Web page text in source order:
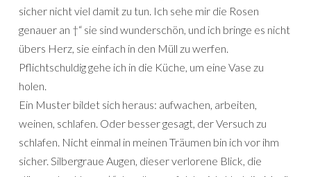
sicher nicht viel damit zu tun. Ich sehe mir die Rosen
genauer an †“ sie sind wunderschön, und ich bringe es nicht
übers Herz, sie einfach in den Müll zu werfen.
Pflichtschuldig gehe ich in die Küche, um eine Vase zu
holen.
Ein Muster bildet sich heraus: aufwachen, arbeiten,
weinen, schlafen. Oder besser gesagt, der Versuch zu
schlafen. Nicht einmal in meinen Träumen bin ich vor ihm
sicher. Silbergraue Augen, dieser verlorene Blick, die